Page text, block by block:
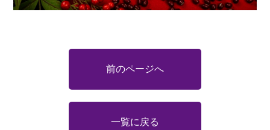
前のページへ
一覧に戻る